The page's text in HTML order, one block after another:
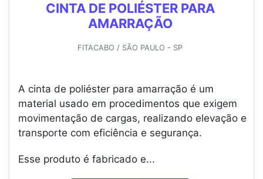
CINTA DE POLIÉSTER PARA
AMARRAÇÃO
FITACABO / SÃO PAULO - SP
A cinta de poliéster para amarração é um
material usado em procedimentos que exigem
movimentação de cargas, realizando elevação e
transporte com eficiência e segurança.
Esse produto é fabricado e...